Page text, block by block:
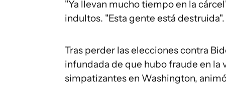
"Ya llevan mucho tiempo en la
indultos. "Esta gente está destruida".
Tras perder las elecciones contra
infundada de que hubo fraude en la
simpatizantes en Washington,